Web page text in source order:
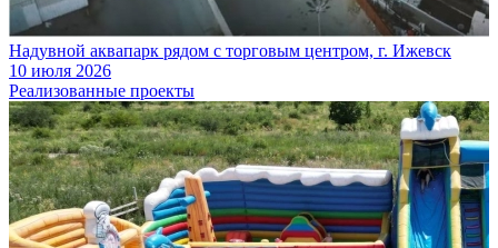
Надувной аквапарк рядом с торговым центром, г. Ижевск
10 июля 2026
Реализованные проекты